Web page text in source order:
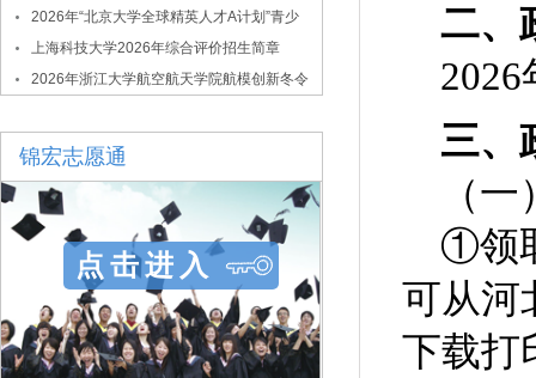
2026年“北京大学全球精英人才A计划”青少
年拔尖创新人才选拔与培养项目
上海科技大学2026年综合评价招生简章
2026年浙江大学航空航天学院航模创新冬令
锦宏志愿通
点击进入
二、
2026
三、
（
①领
可从河
下载打